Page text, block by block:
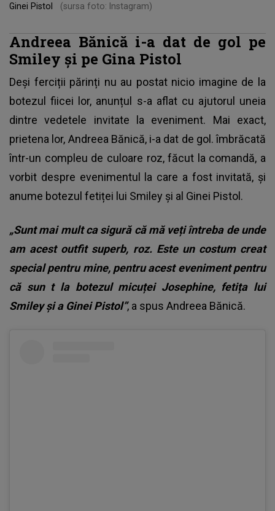
Ginei Pistol
(sursa foto: Instagram)
Andreea Bănică i-a dat de gol pe
Smiley și pe Gina Pistol
Deși ferciții părinți nu au postat nicio imagine de la
botezul fiicei lor, anunțul s-a aflat cu ajutorul uneia
dintre vedetele invitate la eveniment. Mai exact,
prietena lor, Andreea Bănică, i-a dat de gol. îmbrăcată
într-un compleu de culoare roz, făcut la comandă, a
vorbit despre evenimentul la care a fost invitată, și
anume botezul fetiței lui Smiley și al Ginei Pistol.
„Sunt mai mult ca sigură că mă veți întreba de unde
am acest outfit superb, roz. Este un costum creat
special pentru mine, pentru acest eveniment pentru
că sun t la botezul micuței Josephine, fetița lui
Smiley și a Ginei Pistol”, a spus Andreea Bănică.